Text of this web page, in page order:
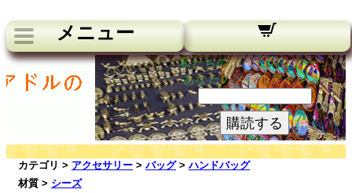
メニュー
私たちのニュースレター：
あなたのメールアドレス:
購読する
カテゴリ > アクセサリー > バッグ> ハンドバッグ
材質 > シーズ